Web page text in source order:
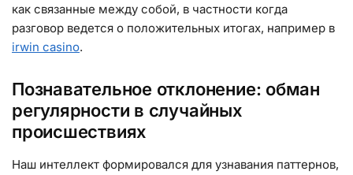
как связанные между собой, в частности когда
разговор ведется о положительных итогах, например в
irwin casino.
Познавательное отклонение: обман
регулярности в случайных
происшествиях
Наш интеллект формировался для узнавания паттернов,